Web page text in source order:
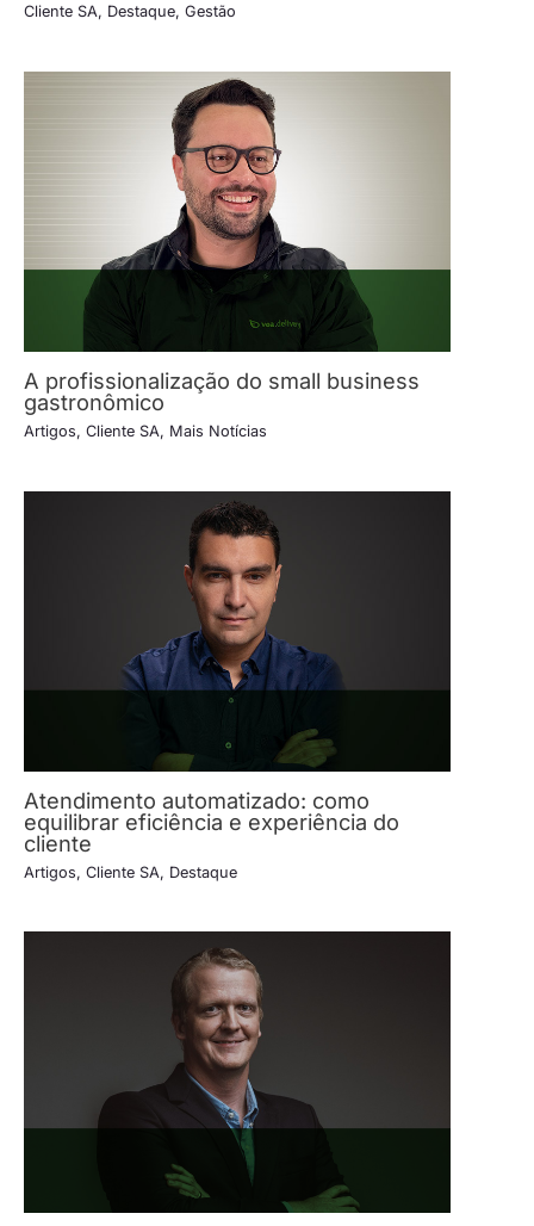
Cliente SA, Destaque, Gestão
A profissionalização do small business
gastronômico
Artigos, Cliente SA, Mais Notícias
Atendimento automatizado: como
equilibrar eficiência e experiência do
cliente
Artigos, Cliente SA, Destaque